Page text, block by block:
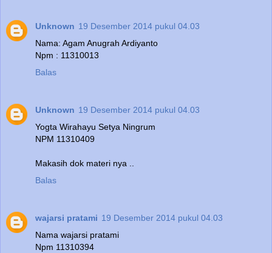
Unknown 19 Desember 2014 pukul 04.03
Nama: Agam Anugrah Ardiyanto
Npm : 11310013
Balas
Unknown 19 Desember 2014 pukul 04.03
Yogta Wirahayu Setya Ningrum
NPM 11310409
Makasih dok materi nya ..
Balas
wajarsi pratami 19 Desember 2014 pukul 04.03
Nama wajarsi pratami
Npm 11310394